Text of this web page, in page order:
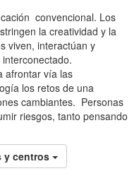
convencional. Los
la creatividad y la
viven, interactúan y
afrontar vía las
los retos de una
cambiantes. Personas
riesgos, tanto pensando
y centros